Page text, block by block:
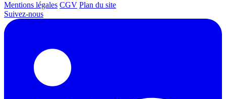
Mentions légales CGV Plan du site
Suivez-nous